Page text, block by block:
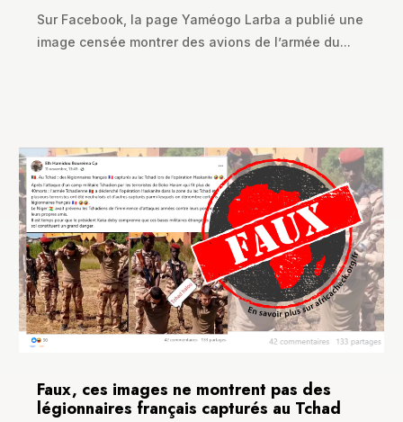
Sur Facebook, la page Yaméogo Larba a publié une
image censée montrer des avions de l’armée du...
Faux, ces images ne montrent pas des
légionnaires français capturés au Tchad